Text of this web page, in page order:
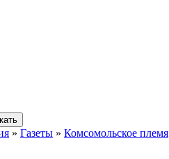
» Газеты » Комсомольское племя